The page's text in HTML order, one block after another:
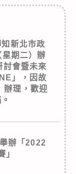
新北市政
期二）辦
討會暨未來
」，因故
辦理，歡迎
辦「2022
」